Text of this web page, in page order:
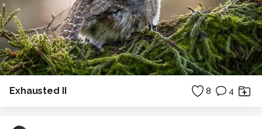
Exhausted II 8 4